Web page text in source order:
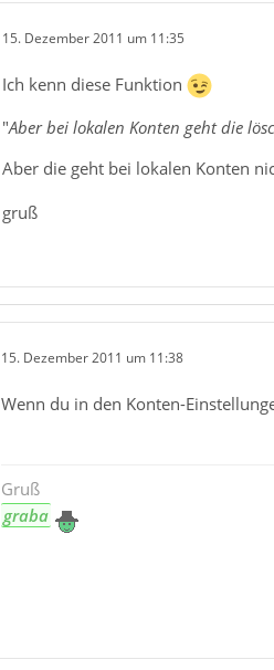
15. Dezember 2011 um 11:35
Ich kenn diese Funktion
"Aber bei lokalen Konten geht die
Aber die geht bei lokalen Konten
gruß
15. Dezember 2011 um 11:38
Wenn du in den Konten-
Gruß
graba